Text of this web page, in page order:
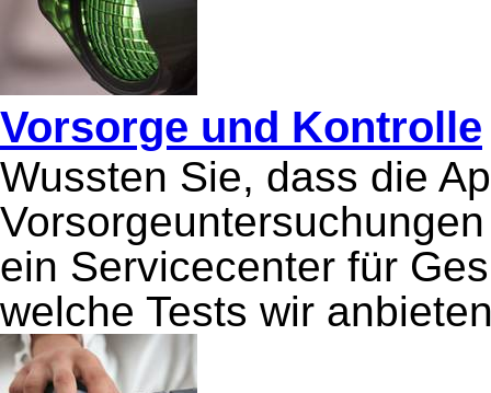
Vorsorge und Kontrolle
Wussten Sie, dass die
ein Servicecenter für
welche Tests wir